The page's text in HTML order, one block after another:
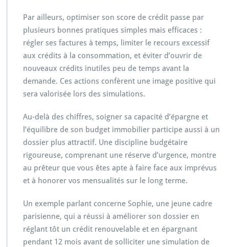
Par ailleurs, optimiser son score de crédit passe par
plusieurs bonnes pratiques simples mais efficaces :
régler ses factures à temps, limiter le recours excessif
aux crédits à la consommation, et éviter d’ouvrir de
nouveaux crédits inutiles peu de temps avant la
demande. Ces actions confèrent une image positive qui
sera valorisée lors des simulations.
Au-delà des chiffres, soigner sa capacité d’épargne et
l’équilibre de son budget immobilier participe aussi à un
dossier plus attractif. Une discipline budgétaire
rigoureuse, comprenant une réserve d’urgence, montre
au prêteur que vous êtes apte à faire face aux imprévus
et à honorer vos mensualités sur le long terme.
Un exemple parlant concerne Sophie, une jeune cadre
parisienne, qui a réussi à améliorer son dossier en
réglant tôt un crédit renouvelable et en épargnant
pendant 12 mois avant de solliciter une simulation de